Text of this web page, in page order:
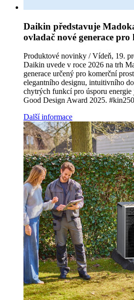
Daikin představuje
ovladač nové generace
Produktové novinky / Vídeň, 19.
Daikin uvede v roce 2026 na trh
generace určený pro komerční
elegantního designu, intuitivního
chytrých funkcí pro úsporu
Good Design Award 2025.
Další informace